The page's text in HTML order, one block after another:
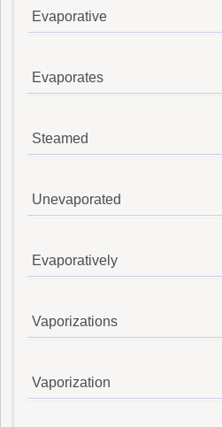
Evaporative
Evaporates
Steamed
Unevaporated
Evaporatively
Vaporizations
Vaporization